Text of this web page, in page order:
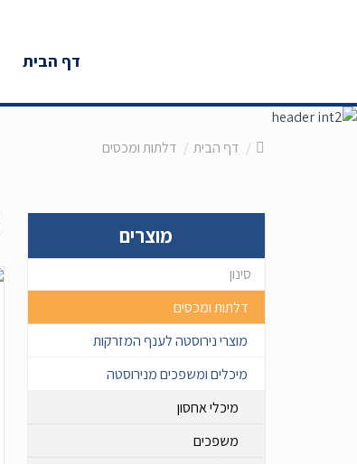
דף הבית
דף הבית דלתות ומכסים
מוצרים
דלתות ומכסים
מוצרי נירוסטה לענף המזרקות
מיכלים ומשפכים מנירוסטה
מיכלי אחסון
משפכים